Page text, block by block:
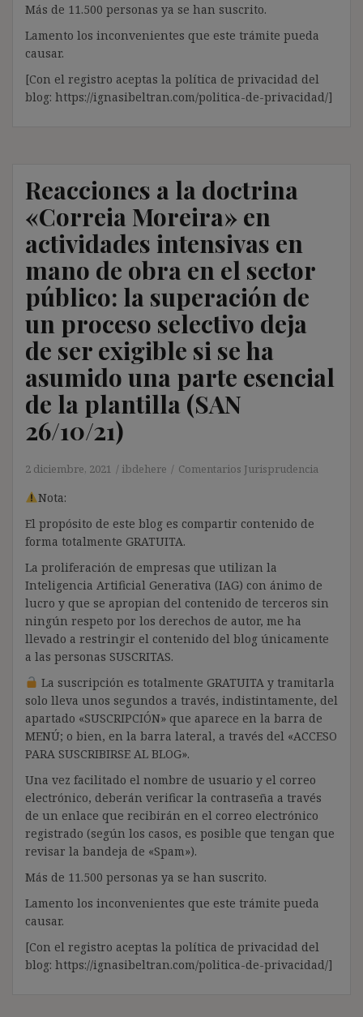
Más de 11.500 personas ya se han suscrito.
Lamento los inconvenientes que este trámite pueda
causar.
[Con el registro aceptas la política de privacidad del
blog: https://ignasibeltran.com/politica-de-privacidad/]
Reacciones a la doctrina
«Correia Moreira» en
actividades intensivas en
mano de obra en el sector
público: la superación de
un proceso selectivo deja
de ser exigible si se ha
asumido una parte esencial
de la plantilla (SAN
26/10/21)
2 diciembre, 2021 ibdehere Comentarios Jurisprudencia
Nota:
El propósito de este blog es compartir contenido de
forma totalmente GRATUITA.
La proliferación de empresas que utilizan la
Inteligencia Artificial Generativa (IAG) con ánimo de
lucro y que se apropian del contenido de terceros sin
ningún respeto por los derechos de autor, me ha
llevado a restringir el contenido del blog únicamente
a las personas SUSCRITAS.
La suscripción es totalmente GRATUITA y tramitarla
solo lleva unos segundos a través, indistintamente, del
apartado «SUSCRIPCIÓN» que aparece en la barra de
MENÚ; o bien, en la barra lateral, a través del «ACCESO
PARA SUSCRIBIRSE AL BLOG».
Una vez facilitado el nombre de usuario y el correo
electrónico, deberán verificar la contraseña a través
de un enlace que recibirán en el correo electrónico
registrado (según los casos, es posible que tengan que
revisar la bandeja de «Spam»).
Más de 11.500 personas ya se han suscrito.
Lamento los inconvenientes que este trámite pueda
causar.
[Con el registro aceptas la política de privacidad del
blog: https://ignasibeltran.com/politica-de-privacidad/]